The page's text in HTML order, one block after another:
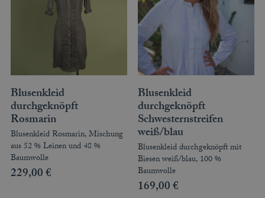
Blusenkleid
durchgeknöpft
Rosmarin
Blusenkleid Rosmarin, Mischung
aus 52 % Leinen und 48 %
Baumwolle
229,00€
Blusenkleid
durchgeknöpft
Schwesternstreifen
weiß/blau
Blusenkleid durchgeknöpft mit
Biesen weiß/blau, 100 %
Baumwolle
169,00€